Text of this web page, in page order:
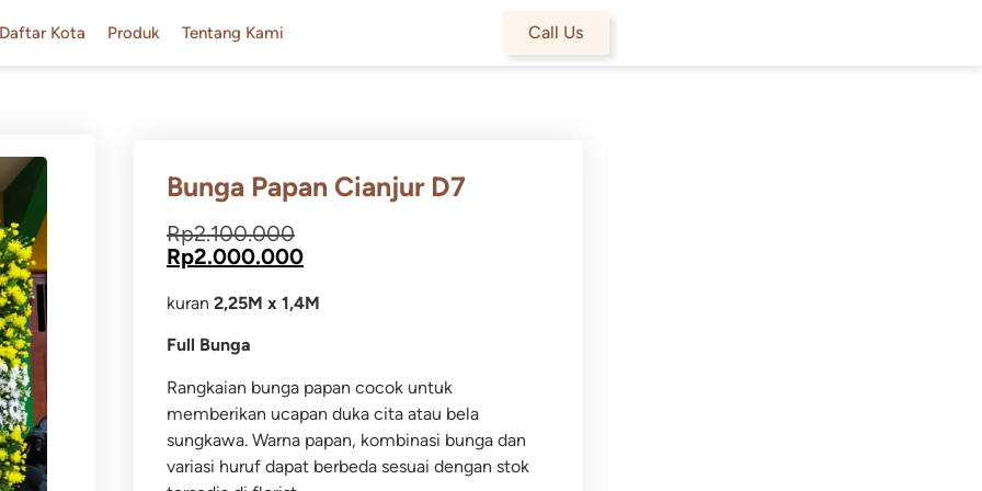
Daftar Kota Produk Tentang Kami Call Us
Bunga Papan Cianjur D7
Rp2.100.000
Rp2.000.000
kuran 2,25M x 1,4M
Full Bunga
Rangkaian bunga papan cocok untuk
memberikan ucapan duka cita atau bela
sungkawa. Warna papan, kombinasi bunga dan
variasi huruf dapat berbeda sesuai dengan stok